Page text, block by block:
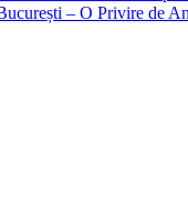
– O Privire de